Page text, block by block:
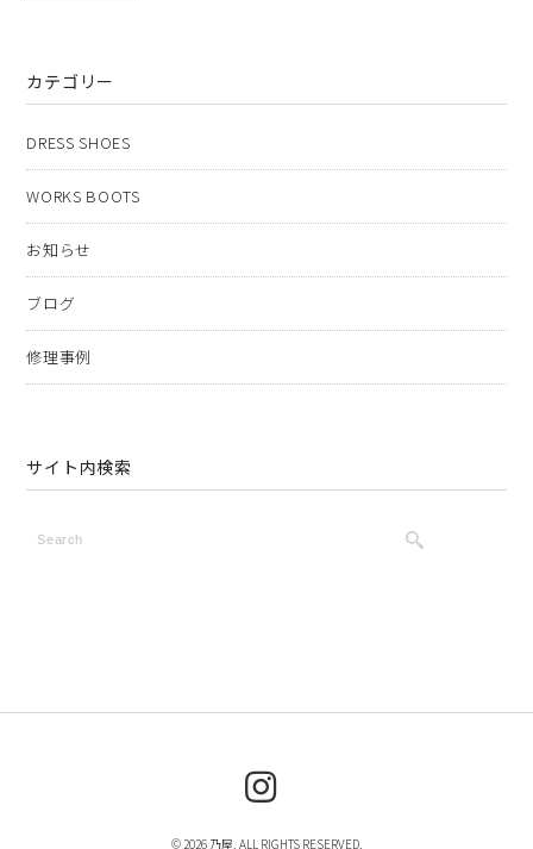
カテゴリー
DRESS SHOES
WORKS BOOTS
お知らせ
ブログ
修理事例
サイト内検索
© 2026 乃屋. ALL RIGHTS RESERVED.